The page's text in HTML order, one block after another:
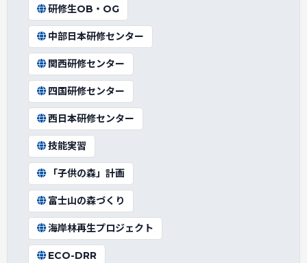
研修生OB・OG
中部日本研修センター
関西研修センター
四国研修センター
西日本研修センター
技能実習
「子供の森」計画
富士山の森づくり
海岸林再生プロジェクト
ECO-DRR